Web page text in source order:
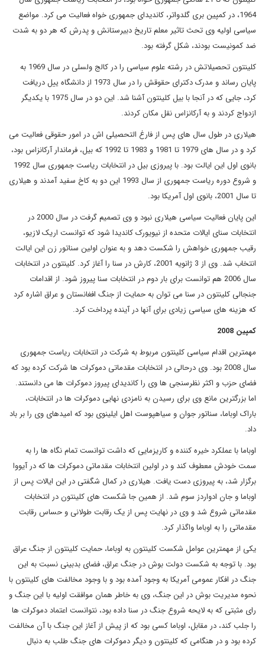
1964، در کمپین بری گلدواتر، کاندیدای جمهوری خواه فعالیت می کرد. مواضع
سیاسی اولیه وی تحث تاثیر معلم تاریخ دبیرستانش و پدرش که هر دو به شدت
ضد کمونیست بودند، شکل گرفته بود.
کلینتون تحصیلاتش در رشته علوم سیاسی را در کالج ولسلی در سال 1969 به
پایان رساند و مدرک دکترای حقوقش را در سال 1973 از دانشگاه ییل دریافت
کرد، جایی که در آنجا با بیل کلینتون آشنا شد. این دو در سال 1975 با یکدیگر
ازدواج کردند و به آرکانزاس نقل مکان کردند.
هیلاری در طول سال های پس از فارغ التحصیلی اش در امور حقوقی فعالیت می
کرد و در سال های 1979 تا 1981 و 1983 تا 1992 که بیل، فرماندار آرکانزاس بود،
بانوی اول این ایالت بود. با پیروزی بیل در انتخابات ریاست جمهوری سال 1992
و شروع دوره ریاست جمهوری از سال 1993 این دو به کاخ سفید آمدند و هیلاری
تا سال 2001، بانوی اول آمریکا بود.
این پایان فعالیت سیاسی هیلاری نبود و وی تصمیم گرفت در سال 2000 در
انتخابات سنای ایالات متحده از نیویورک کاندیدا شود که توانست اریک لازیو،
رقیب جمهوری خواهش را شکست دهد و به عنوان اولین سناتور زن این ایالت
انتخاب شد. وی از 3 ژانویه 2001، کارش در سنا را آغاز کرد. کلینتون در انتخابات
سال 2006 هم توانست برای بار دوم در انتخابات سنا پیروز شود. از اقدامات
جنجالی کلینتون در سنا می توان به حمایت از جنگ افغانستان و عراق اشاره کرد
که هزینه های سیاسی زیادی برای آنها در آینده پرداخت کرد.
کمپین 2008
مهمترین اقدام سیاسی کلینتون مربوط به شرکت در انتخابات ریاست جمهوری
سال 2008 بود. وی درحالی در انتخابات مقدماتی دموکرات ها شرکت کرده بود که
فضای حزب و اکثر نظرسنجی ها وی را کاندیدای پیروز دموکرات ها می دانستند.
اما بزرگترین مانع وی برای رسیدن به نامزدی نهایی دموکرات ها در انتخابات،
باراک اوباما، سناتور جوان و سیاهپوست اهل ایلینوی بود که امیدهای وی را بر باد
داد.
اوباما با عملکرد خیره کننده و کاریزمایی که داشت توانست تمام نگاه ها را به
سمت خودش معطوف کند و در اولین انتخابات مقدماتی دموکرات ها که در آیووا
برگزار شد، به پیروزی دست یافت. هیلاری در کمال شگفتی در این ایالات پس از
اوباما و جان ادواردز سوم شد. از همین جا شکست های کلینتون در انتخابات
مقدماتی شروع شد و وی در نهایت پس از یک رقابت طولانی و حساس رقابت
مقدماتی را به اوباما واگذار کرد.
یکی از مهمترین عوامل شکست کلینتون به اوباما، حمایت کلینتون از جنگ عراق
بود. با توجه به شکست دولت بوش در جنگ عراق، فضای بدبینی نسبت به این
جنگ در افکار عمومی آمریکا به وجود آمده بود و با وجود مخالفت های کلینتون با
نحوه مدیریت بوش در این جنگ، وی به خاطر همان موافقت اولیه با این جنگ و
رای مثبتی که به لایحه شروع جنگ در سنا داده بود، نتوانست اعتماد دموکرات ها
را جلب کند، در مقابل، اوباما کسی بود که از پیش از آغاز این جنگ با آن مخالفت
کرده بود و در هنگامی که کلینتون و دیگر دموکرات های جنگ طلب به دنبال